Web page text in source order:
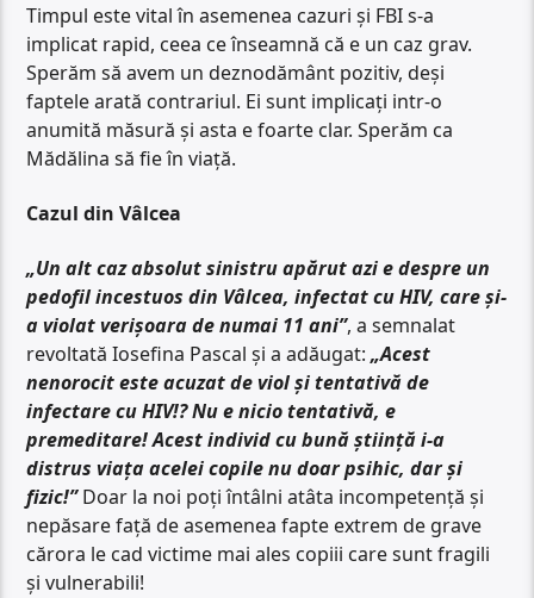
Timpul este vital în asemenea cazuri și FBI s-a
implicat rapid, ceea ce înseamnă că e un caz grav.
Sperăm să avem un deznodământ pozitiv, deși
faptele arată contrariul. Ei sunt implicați intr-o
anumită măsură și asta e foarte clar. Sperăm ca
Mădălina să fie în viață.
Cazul din Vâlcea
„Un alt caz absolut sinistru apărut azi e despre un
pedofil incestuos din Vâlcea, infectat cu HIV, care și-
a violat verișoara de numai 11 ani”, a semnalat
revoltată Iosefina Pascal și a adăugat:„Acest
nenorocit este acuzat de viol și tentativă de
infectare cu HIV!? Nu e nicio tentativă, e
premeditare! Acest individ cu bună știință i-a
distrus viața acelei copile nu doar psihic, dar și
fizic!”Doar la noi poți întâlni atâta incompetență și
nepăsare față de asemenea fapte extrem de grave
cărora le cad victime mai ales copiii care sunt fragili
și vulnerabili!